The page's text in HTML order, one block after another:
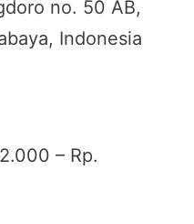
no. 50 AB,
Indonesia
– Rp.